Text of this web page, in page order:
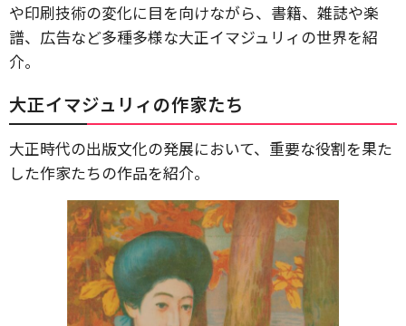
や印刷技術の変化に目を向けながら、書籍、雑誌や楽
譜、広告など多種多様な大正イマジュリィの世界を紹
介。
大正イマジュリィの作家たち
大正時代の出版文化の発展において、重要な役割を果た
した作家たちの作品を紹介。